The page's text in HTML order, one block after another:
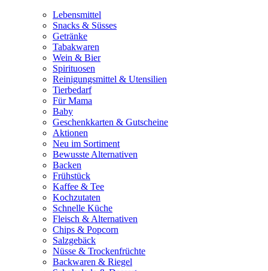
Lebensmittel
Snacks & Süsses
Getränke
Tabakwaren
Wein & Bier
Spirituosen
Reinigungsmittel & Utensilien
Tierbedarf
Für Mama
Baby
Geschenkkarten & Gutscheine
Aktionen
Neu im Sortiment
Bewusste Alternativen
Backen
Frühstück
Kaffee & Tee
Kochzutaten
Schnelle Küche
Fleisch & Alternativen
Chips & Popcorn
Salzgebäck
Nüsse & Trockenfrüchte
Backwaren & Riegel